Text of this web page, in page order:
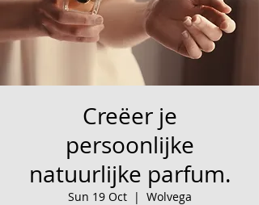
Creëer je
persoonlijke
natuurlijke parfum.
Sun 19 Oct
  |
Wolvega